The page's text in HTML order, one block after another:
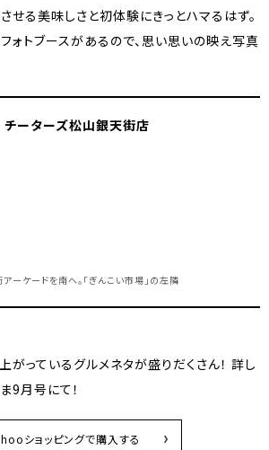
せる美味しさと初体験にきっとハマるはず。
ォトブースがあるので、思い思いの映え写真
ーターズ松山銀天街店
ケードを南へ。「ぎんこい市場」の左隣
がっているグルメネタが盛りだくさん！ 詳し
9月号にて！
ショッピングで購入する